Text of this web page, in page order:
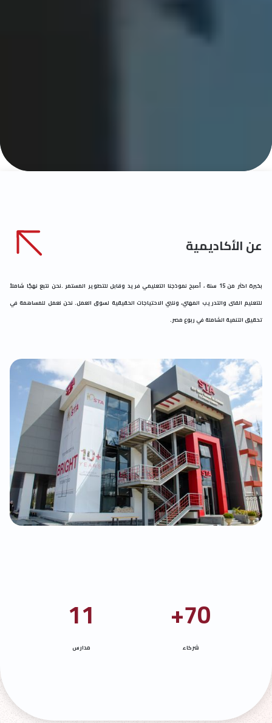
عن الأكاديمية
بخبرة اكثر من 15 سنة ، أصبح نموذجنا التعليمي فريد وقابل للتطوير المستمر .نحن نتبع نهجًا شاملاً
للتعليم الفنى والتدريب المهني، ونلبي الاحتياجات الحقيقية لسوق العمل. نحن نعمل للمساهمة في
تحقيق التنمية الشاملة في ربوع مصر.
70+
شركاء
11
مدارس